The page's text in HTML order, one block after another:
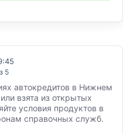
5
автокредитов в Нижнем
взята из открытых
условия продуктов в
справочных служб.